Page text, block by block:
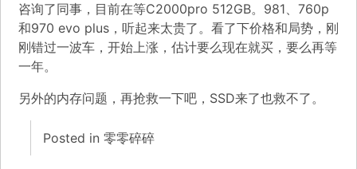
咨询了同事，目前在等C2000pro 512GB。981、760p
和970 evo plus，听起来太贵了。看了下价格和局势，刚
刚错过一波车，开始上涨，估计要么现在就买，要么再等
一年。
另外的内存问题，再抢救一下吧，SSD来了也救不了。
Posted in 零零碎碎